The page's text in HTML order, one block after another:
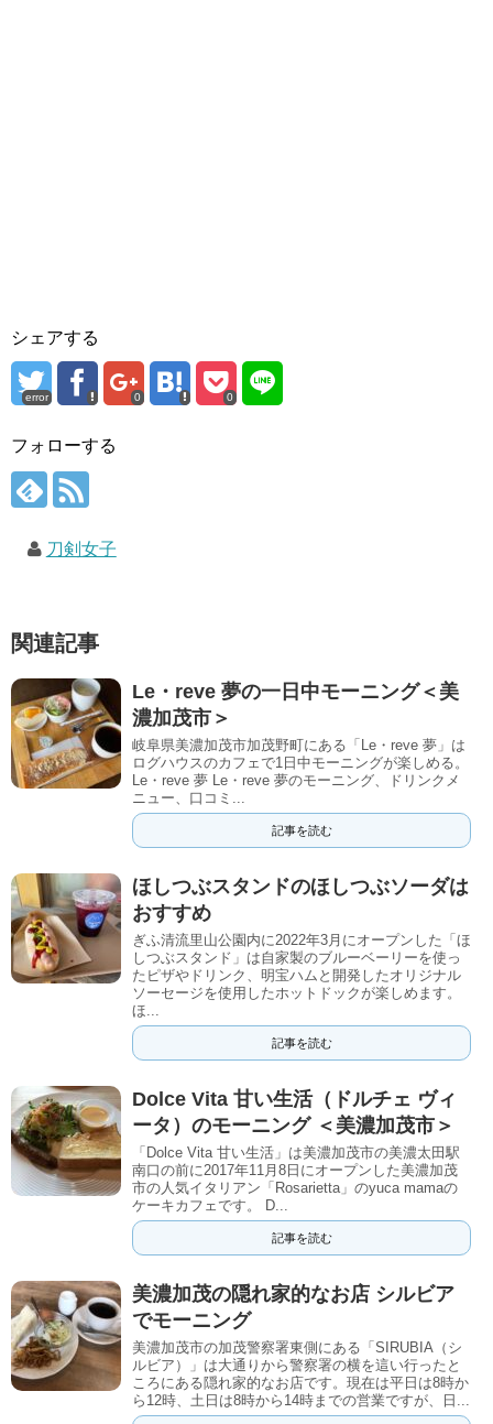
シェアする
error 0 0
フォローする
刀剣女子
関連記事
Le・reve 夢の一日中モーニング＜美
濃加茂市＞
岐阜県美濃加茂市加茂野町にある「Le・reve 夢」は
ログハウスのカフェで1日中モーニングが楽しめる。
Le・reve 夢 Le・reve 夢のモーニング、ドリンクメ
ニュー、口コミ...
記事を読む
ほしつぶスタンドのほしつぶソーダは
おすすめ
ぎふ清流里山公園内に2022年3月にオープンした「ほ
しつぶスタンド」は自家製のブルーベーリーを使っ
たピザやドリンク、明宝ハムと開発したオリジナル
ソーセージを使用したホットドックが楽しめます。
ほ...
記事を読む
Dolce Vita 甘い生活（ドルチェ ヴィ
ータ）のモーニング ＜美濃加茂市＞
「Dolce Vita 甘い生活」は美濃加茂市の美濃太田駅
南口の前に2017年11月8日にオープンした美濃加茂
市の人気イタリアン「Rosarietta」のyuca mamaの
ケーキカフェです。 D...
記事を読む
美濃加茂の隠れ家的なお店 シルビア
でモーニング
美濃加茂市の加茂警察署東側にある「SIRUBIA（シ
ルビア）」は大通りから警察署の横を這い行ったと
ころにある隠れ家的なお店です。現在は平日は8時か
ら12時、土日は8時から14時までの営業ですが、日...